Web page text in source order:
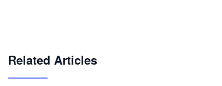
Related Articles